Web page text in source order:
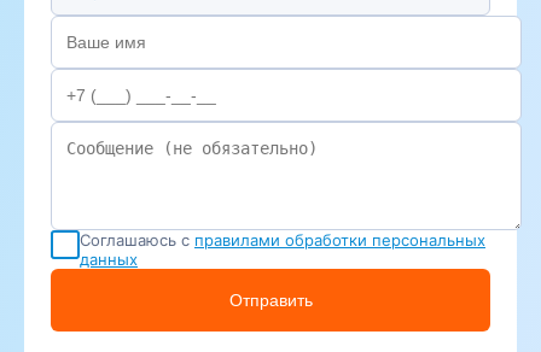
Соглашаюсь с правилами обработки персональных
данных
Отправить